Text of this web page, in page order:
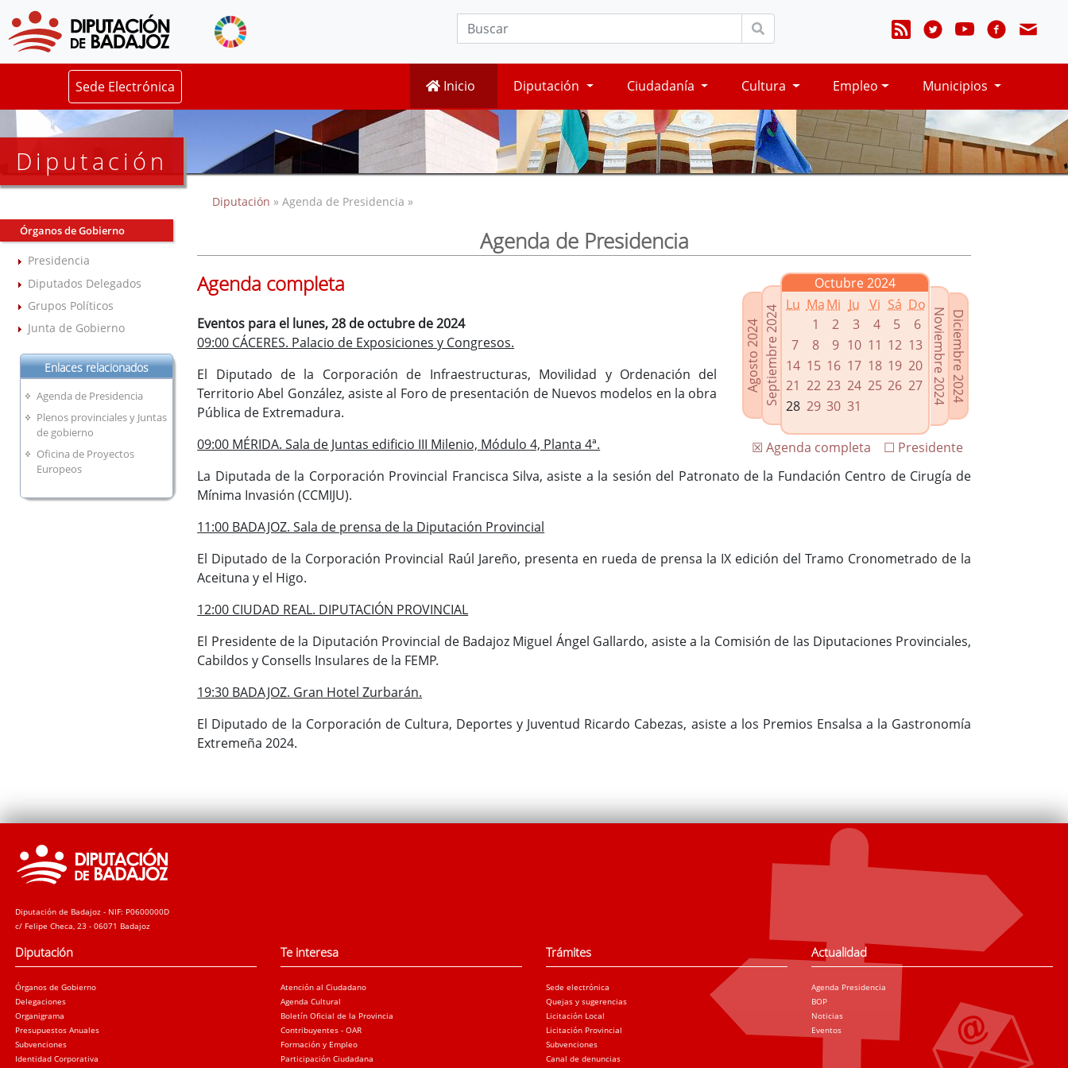
Sede Electrónica Inicio Diputación Ciudadanía Cultura Empleo Municipios
Diputación
Órganos de Gobierno
Presidencia
Diputados Delegados
Grupos Políticos
Junta de Gobierno
Enlaces relacionados
Agenda de Presidencia
Plenos provinciales y Juntas
de gobierno
Oficina de Proyectos
Europeos
Diputación » Agenda de Presidencia »
Agenda de Presidencia
Agosto 2024Septiembre 2024
Octubre 2024
Lu MaMi Ju Vi Sá Do
1
2 3 4 5
6
7
8 9 10 11 12 13
14 15 16 17 18 19 20
21 22 23 24 25 26 27
28 29 30 31
Diciembre 2024
Noviembre 2024
☐ Presidente
☒ Agenda completa
Agenda completa
Eventos para el lunes, 28 de octubre de 2024
09:00 CÁCERES. Palacio de Exposiciones y Congresos.
El Diputado de la Corporación de Infraestructuras, Movilidad y Ordenación del
Territorio Abel González, asiste al Foro de presentación de Nuevos modelos en la obra
Pública de Extremadura.
09:00 MÉRIDA. Sala de Juntas edificio III Milenio, Módulo 4, Planta 4ª.
La Diputada de la Corporación Provincial Francisca Silva, asiste a la sesión del Patronato de la Fundación Centro de Cirugía de
Mínima Invasión (CCMIJU).
11:00 BADAJOZ. Sala de prensa de la Diputación Provincial
El Diputado de la Corporación Provincial Raúl Jareño, presenta en rueda de prensa la IX edición del Tramo Cronometrado de la
Aceituna y el Higo.
12:00 CIUDAD REAL. DIPUTACIÓN PROVINCIAL
El Presidente de la Diputación Provincial de Badajoz Miguel Ángel Gallardo, asiste a la Comisión de las Diputaciones Provinciales,
Cabildos y Consells Insulares de la FEMP.
19:30 BADAJOZ. Gran Hotel Zurbarán.
El Diputado de la Corporación de Cultura, Deportes y Juventud Ricardo Cabezas, asiste a los Premios Ensalsa a la Gastronomía
Extremeña 2024.
Diputación de Badajoz - NIF: P0600000D
c/ Felipe Checa, 23 - 06071 Badajoz
Diputación
Órganos de Gobierno
Delegaciones
Organigrama
Presupuestos Anuales
Subvenciones
Identidad Corporativa
Te interesa
Atención al Ciudadano
Agenda Cultural
Boletín Oficial de la Provincia
Contribuyentes - OAR
Formación y Empleo
Participación Ciudadana
Trámites
Sede electrónica
Quejas y sugerencias
Licitación Local
Licitación Provincial
Subvenciones
Canal de denuncias
Actualidad
Agenda Presidencia
BOP
Noticias
Eventos